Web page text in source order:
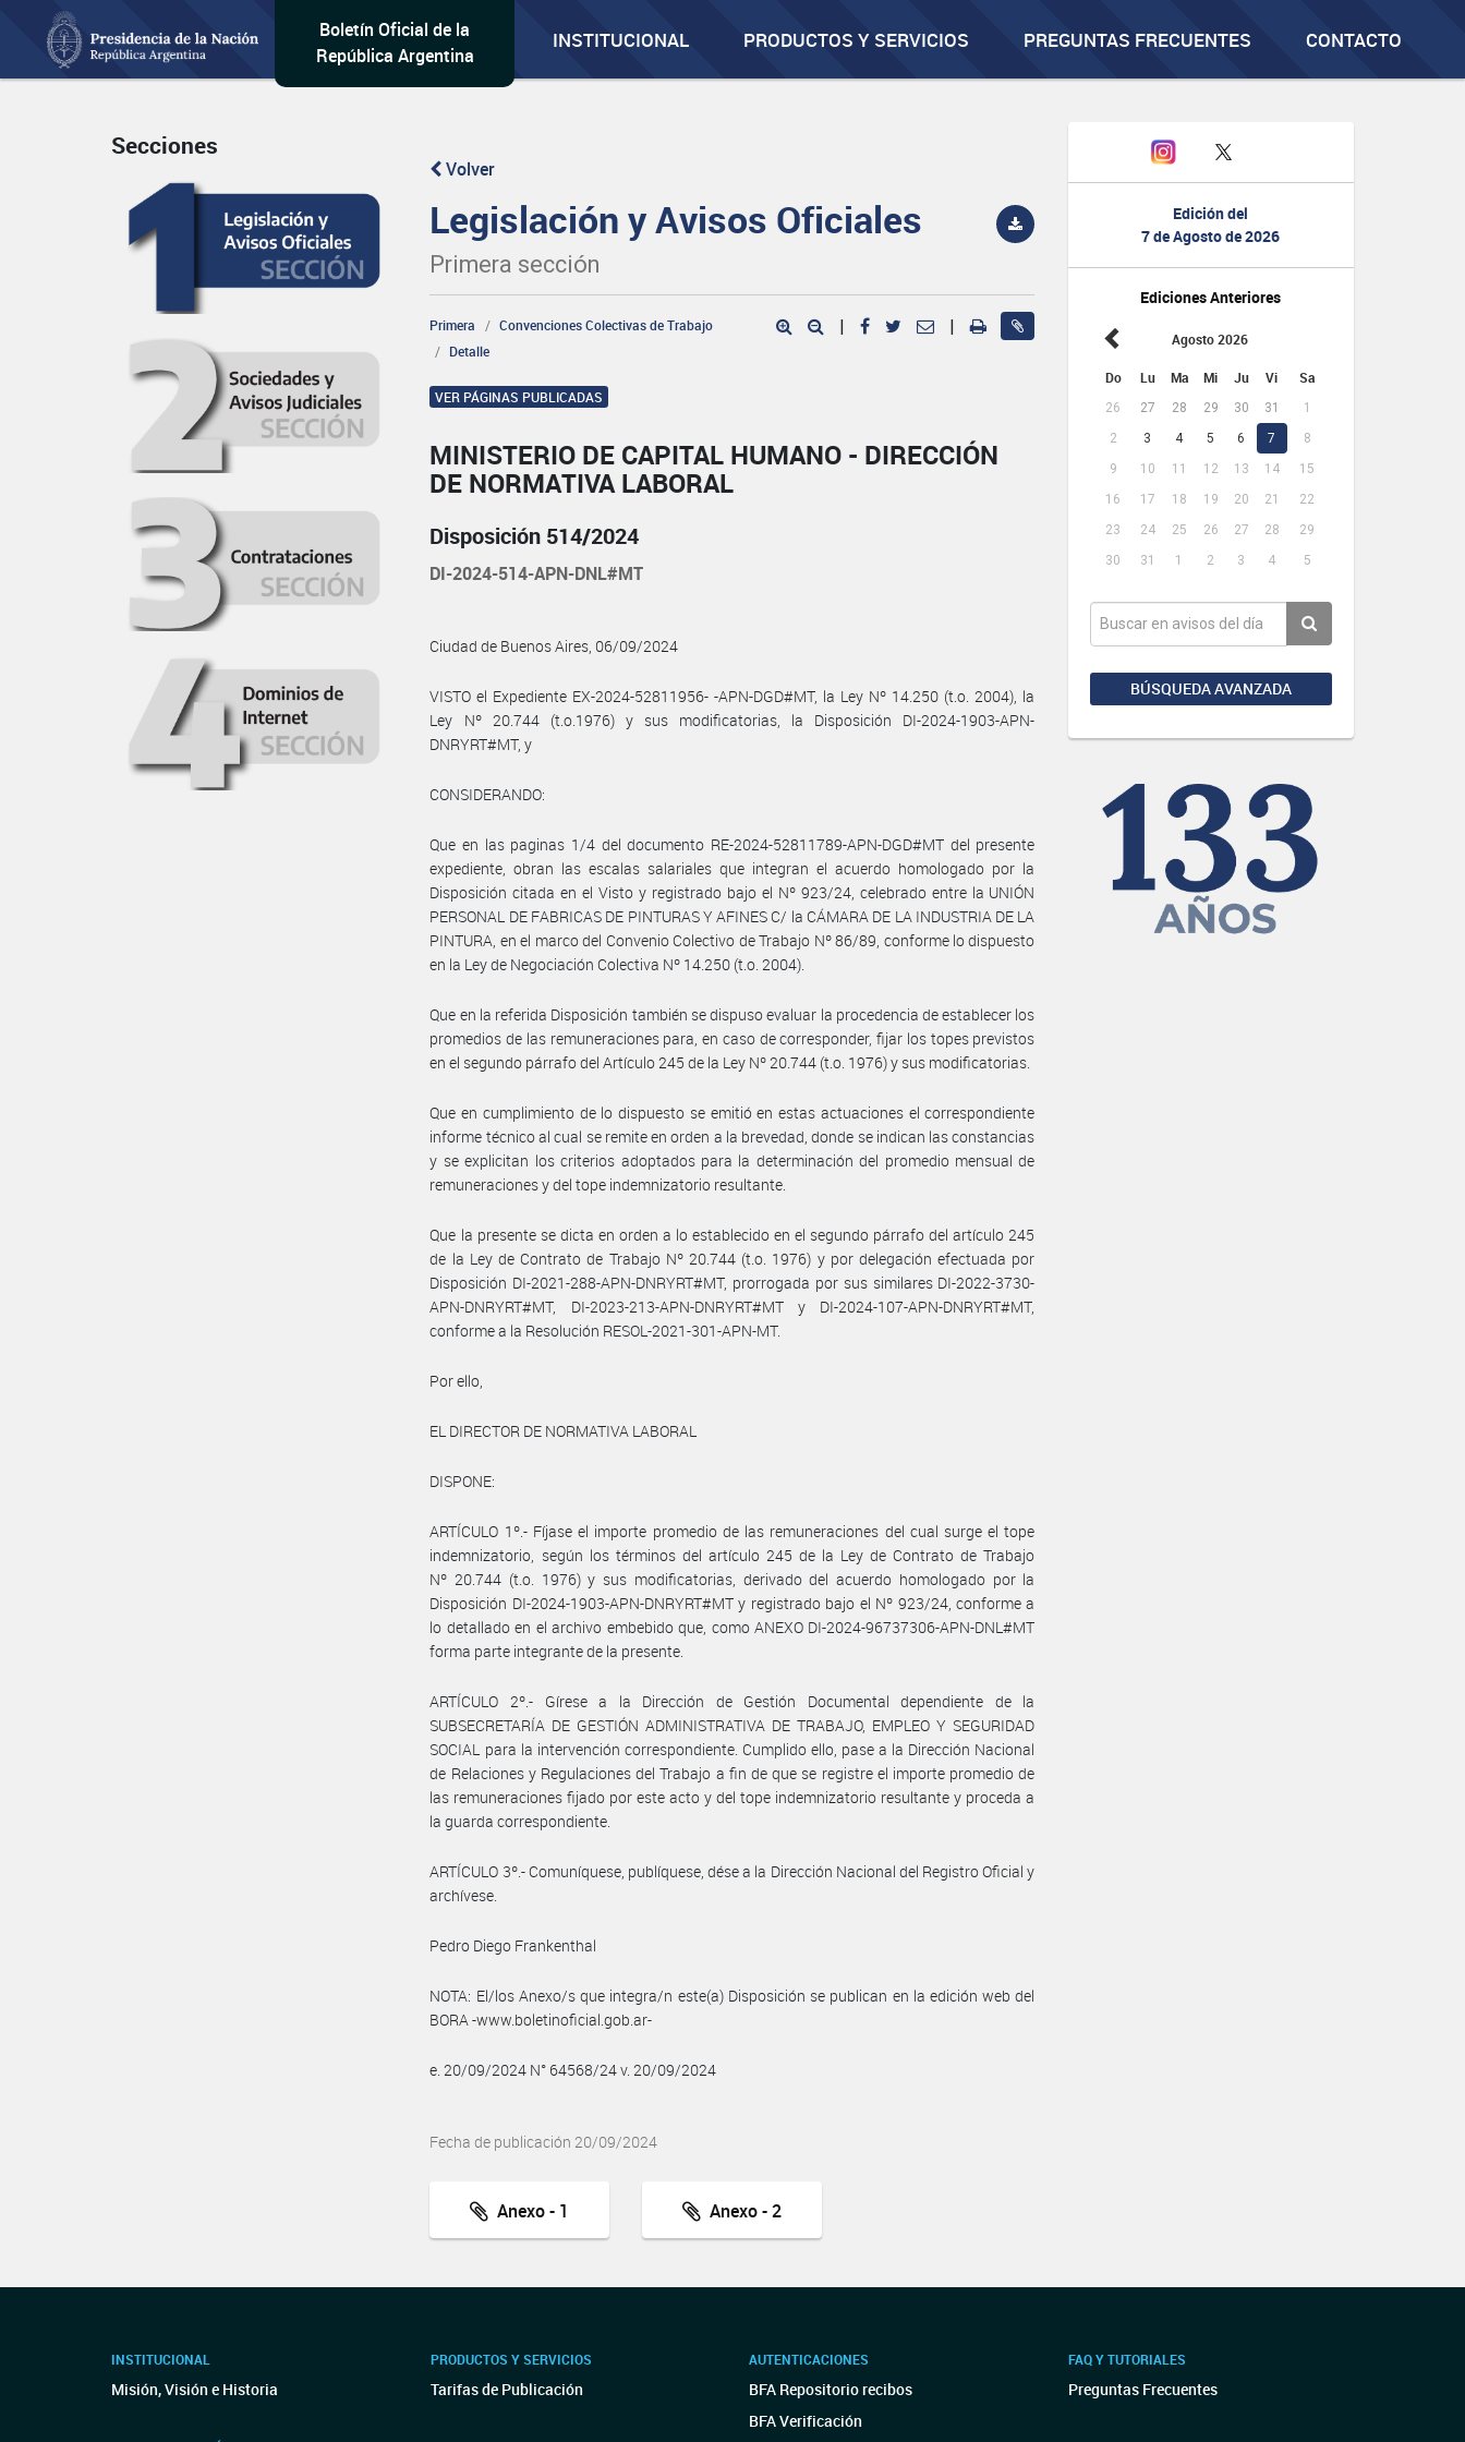
Boletín Oficial de la
República Argentina
INSTITUCIONAL PRODUCTOS Y SERVICIOS PREGUNTAS FRECUENTES CONTACTO
Edición del
7 de Agosto de 2026
Ediciones Anteriores
Agosto 2026
Do Lu Ma Mi Ju Vi Sa
26 27 28 29 30 31
1
2
3 4 5 6 7
8
9
10 11 12 13 14
15
16
17 18 19 20 21
22
23
24 25 26 27 28
29
30
31 1 2 3 4 5
BÚSQUEDA AVANZADA
Secciones
Volver
Legislación y Avisos Oficiales
Primera sección
Primera
Convenciones Colectivas de Trabajo
Detalle
| |
VER PÁGINAS PUBLICADAS
MINISTERIO DE CAPITAL HUMANO - DIRECCIÓN
DE NORMATIVA LABORAL
Disposición 514/2024
DI-2024-514-APN-DNL#MT
Ciudad de Buenos Aires, 06/09/2024
VISTO el Expediente EX-2024-52811956- -APN-DGD#MT, la Ley Nº 14.250 (t.o. 2004), la
Ley Nº 20.744 (t.o.1976) y sus modificatorias, la Disposición DI-2024-1903-APN-
DNRYRT#MT, y
CONSIDERANDO:
Que en las paginas 1/4 del documento RE-2024-52811789-APN-DGD#MT del presente
expediente, obran las escalas salariales que integran el acuerdo homologado por la
Disposición citada en el Visto y registrado bajo el Nº 923/24, celebrado entre la UNIÓN
PERSONAL DE FABRICAS DE PINTURAS Y AFINES C/ la CÁMARA DE LA INDUSTRIA DE LA
PINTURA, en el marco del Convenio Colectivo de Trabajo Nº 86/89, conforme lo dispuesto
en la Ley de Negociación Colectiva Nº 14.250 (t.o. 2004).
Que en la referida Disposición también se dispuso evaluar la procedencia de establecer los
promedios de las remuneraciones para, en caso de corresponder, fijar los topes previstos
en el segundo párrafo del Artículo 245 de la Ley Nº 20.744 (t.o. 1976) y sus modificatorias.
Que en cumplimiento de lo dispuesto se emitió en estas actuaciones el correspondiente
informe técnico al cual se remite en orden a la brevedad, donde se indican las constancias
y se explicitan los criterios adoptados para la determinación del promedio mensual de
remuneraciones y del tope indemnizatorio resultante.
Que la presente se dicta en orden a lo establecido en el segundo párrafo del artículo 245
de la Ley de Contrato de Trabajo Nº 20.744 (t.o. 1976) y por delegación efectuada por
Disposición DI-2021-288-APN-DNRYRT#MT, prorrogada por sus similares DI-2022-3730-
APN-DNRYRT#MT, DI-2023-213-APN-DNRYRT#MT y DI-2024-107-APN-DNRYRT#MT,
conforme a la Resolución RESOL-2021-301-APN-MT.
Por ello,
EL DIRECTOR DE NORMATIVA LABORAL
DISPONE:
ARTÍCULO 1º.- Fíjase el importe promedio de las remuneraciones del cual surge el tope
indemnizatorio, según los términos del artículo 245 de la Ley de Contrato de Trabajo
Nº 20.744 (t.o. 1976) y sus modificatorias, derivado del acuerdo homologado por la
Disposición DI-2024-1903-APN-DNRYRT#MT y registrado bajo el Nº 923/24, conforme a
lo detallado en el archivo embebido que, como ANEXO DI-2024-96737306-APN-DNL#MT
forma parte integrante de la presente.
ARTÍCULO 2º.- Gírese a la Dirección de Gestión Documental dependiente de la
SUBSECRETARÍA DE GESTIÓN ADMINISTRATIVA DE TRABAJO, EMPLEO Y SEGURIDAD
SOCIAL para la intervención correspondiente. Cumplido ello, pase a la Dirección Nacional
de Relaciones y Regulaciones del Trabajo a fin de que se registre el importe promedio de
las remuneraciones fijado por este acto y del tope indemnizatorio resultante y proceda a
la guarda correspondiente.
ARTÍCULO 3º.- Comuníquese, publíquese, dése a la Dirección Nacional del Registro Oficial y
archívese.
Pedro Diego Frankenthal
NOTA: El/los Anexo/s que integra/n este(a) Disposición se publican en la edición web del
BORA -www.boletinoficial.gob.ar-
e. 20/09/2024 N° 64568/24 v. 20/09/2024
Fecha de publicación 20/09/2024
Anexo - 1 Anexo - 2
INSTITUCIONAL
Misión, Visión e Historia
PRODUCTOS Y SERVICIOS
Tarifas de Publicación
AUTENTICACIONES
BFA Repositorio recibos
BFA Verificación
FAQ Y TUTORIALES
Preguntas Frecuentes